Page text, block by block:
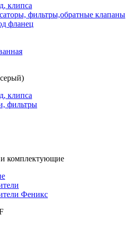
клипса
фильтры,обратные клапаны
фланец
клипса
фильтры
комплектующие
Феникс